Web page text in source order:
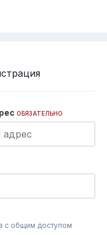
ОБЯЗАТЕЛЬНО
с общим доступом